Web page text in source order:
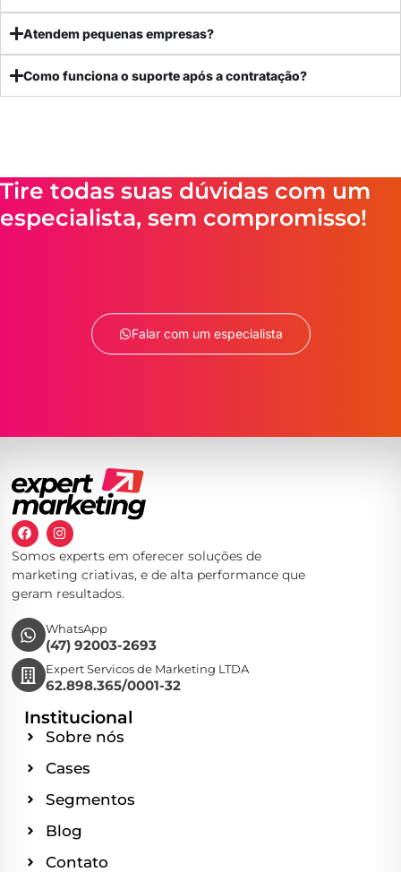
Atendem pequenas empresas?
Como funciona o suporte após a contratação?
Tire todas suas dúvidas com um
especialista, sem compromisso!
Falar com um especialista
Somos experts em oferecer soluções de
marketing criativas, e de alta performance que
geram resultados.
WhatsApp
(47) 92003-2693
Expert Servicos de Marketing LTDA
62.898.365/0001-32
Institucional
Sobre nós
Cases
Segmentos
Blog
Contato